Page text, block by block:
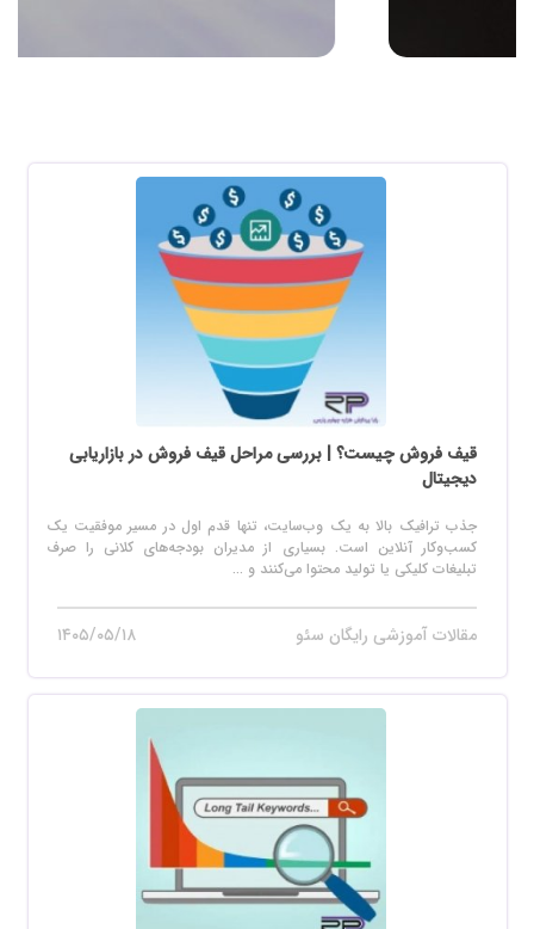
قیف فروش چیست؟ | بررسی مراحل قیف فروش در بازاریابی
دیجیتال
جذب ترافیک بالا به یک وب‌سایت، تنها قدم اول در مسیر موفقیت یک
کسب‌وکار آنلاین است. بسیاری از مدیران بودجه‌های کلانی را صرف
تبلیغات کلیکی یا تولید محتوا می‌کنند و ...
مقالات آموزشی رایگان سئو ۱۴۰۵/۰۵/۱۸